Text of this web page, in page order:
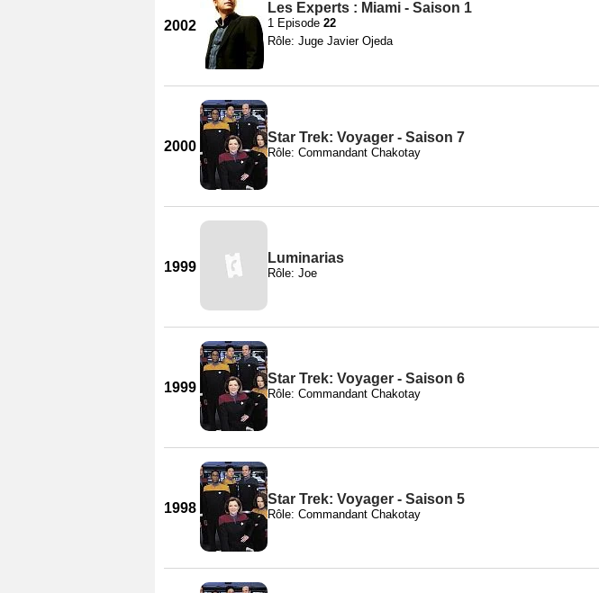
2002
Les Experts : Miami - Saison 1
1 Episode 22
Rôle: Juge Javier Ojeda
2000
Star Trek: Voyager - Saison 7
Rôle: Commandant Chakotay
1999
Luminarias
Rôle: Joe
1999
Star Trek: Voyager - Saison 6
Rôle: Commandant Chakotay
1998
Star Trek: Voyager - Saison 5
Rôle: Commandant Chakotay